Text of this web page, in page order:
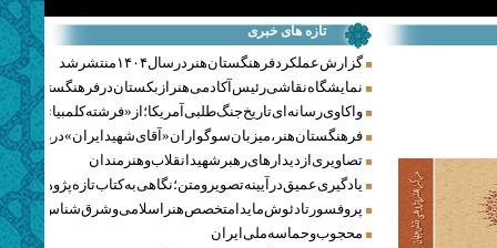
تازه های خبری
گزارش عملکرد فرهنگستان هنر در سال ۱۴۰۴ منتشر شد
نمایشگاه نقاشی رئیس آکادمی هنر ازبکستان در فرهنگستان هنر
واکاوی رسانه‌ای تاریخ جنگ‌طلبی آمریکا؛ از «فرشته کلمبیا» تا
فرهنگستان هنر، میزبان سوگواران «آقای شهید ایران» در
تصاویری از دیدارهای رهبر شهید انقلاب و هنرمندان
یادگیری عمیق در آیینه تصویر و متن؛ نگاهی به کتاب تازه پژوهشکده
پروفسور تادئوش مایدا متخصص هنر اسلامی و شرق‌شناس
محجوب و حماسه ملی ایران